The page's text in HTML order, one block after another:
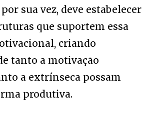
sua vez, deve estabelecer
que suportem essa
criando
tanto a motivação
a extrínseca possam
produtiva.